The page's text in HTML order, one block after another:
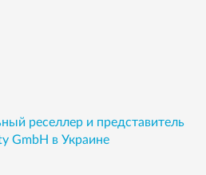
реселлер и представитель
GmbH в Украине